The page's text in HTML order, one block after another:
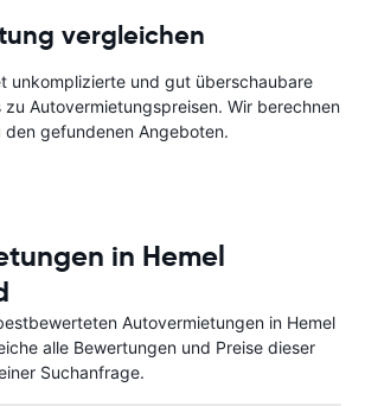
vergleichen
unkomplizierte und gut überschaubare
zu Autovermietungspreisen. Wir berechnen
den gefundenen Angeboten.
in Hemel
Autovermietungen in Hemel
alle Bewertungen und Preise dieser
Suchanfrage.